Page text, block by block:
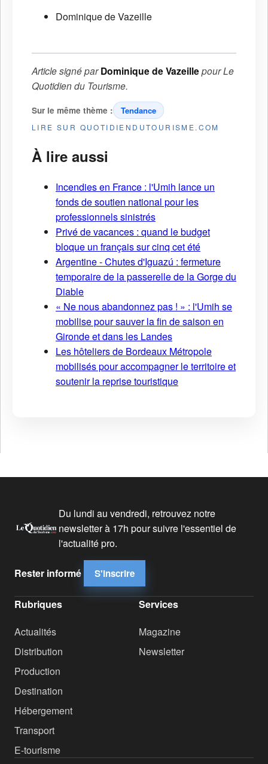
Dominique de Vazeille
Article signé parDominique de VazeillepourLe
Quotidien du Tourisme.
Sur le même thème : Tendance
LIRE SUR QUOTIDIENDUTOURISME.COM
À lire aussi
Incendies en France : l'Umih lance un
fonds de soutien national pour les
professionnels sinistrés
Privé de vacances : quand le budget
bloque un français sur cinq cet été
Argentine - Chutes d'Iguazú : fermeture
temporaire de la passerelle de la Gorge du
Diable
« Ne nous abandonnez pas ! » : l'Umih se
mobilise pour sauver la fin de saison en
Gironde et dans les Landes
Les hôteliers de Bordeaux Métropole
mobilisés pour accompagner le territoire et
soutenir la reprise touristique
Du lundi au vendredi, retrouvez notre
newsletter à 17h pour suivre l'essentiel de
l'actualité pro.
Rester informé S'inscrire
Rubriques
Actualités
Distribution
Production
Destination
Hébergement
Transport
E-tourisme
Services
Magazine
Newsletter